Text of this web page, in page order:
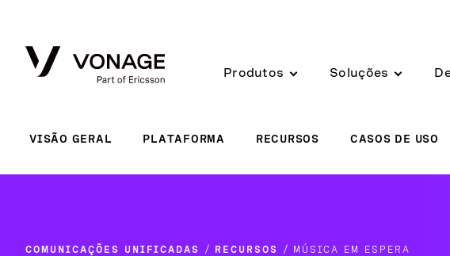
Produtos Soluções
VISÃO GERAL PLATAFORMA RECURSOS CASOS DE USO
COMUNICAÇÕES UNIFICADAS RECURSOS MÚSICA EM ESPERA